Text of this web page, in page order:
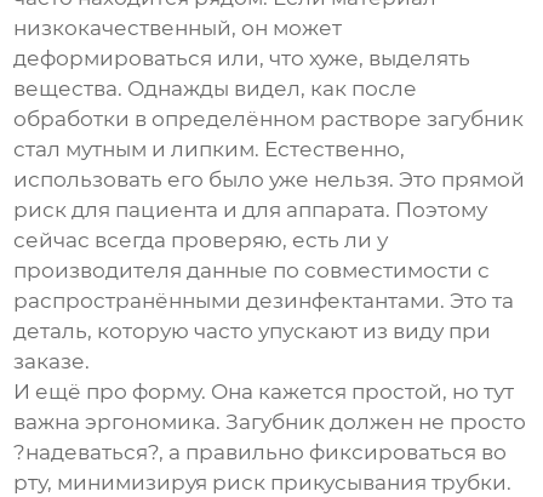
низкокачественный, он может
деформироваться или, что хуже, выделять
вещества. Однажды видел, как после
обработки в определённом растворе загубник
стал мутным и липким. Естественно,
использовать его было уже нельзя. Это прямой
риск для пациента и для аппарата. Поэтому
сейчас всегда проверяю, есть ли у
производителя данные по совместимости с
распространёнными дезинфектантами. Это та
деталь, которую часто упускают из виду при
заказе.
И ещё про форму. Она кажется простой, но тут
важна эргономика. Загубник должен не просто
?надеваться?, а правильно фиксироваться во
рту, минимизируя риск прикусывания трубки.